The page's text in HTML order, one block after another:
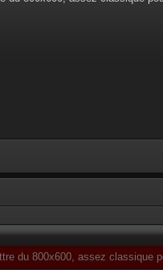
du 800x600, assez classique